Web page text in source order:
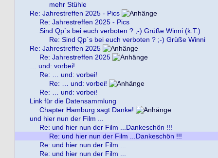
mehr Stühle
Re: Jahrestreffen 2025 - Pics
Re: Jahrestreffen 2025 - Pics
Sind Qp`s bei euch verboten ? ;-) Grüße Winni (k.T.)
Re: Sind Qp`s bei euch verboten ? ;-) Grüße Winni
Re: Jahrestreffen 2025
Re: Jahrestreffen 2025
… und: vorbei!
Re: … und: vorbei!
Re: … und: vorbei!
Re: … und: vorbei!
Link für die Datensammlung
Chapter Hamburg sagt Danke!
und hier nun der Film ...
Re: und hier nun der Film ...Dankeschön !!!
Re: und hier nun der Film ...Dankeschön !!!
Re: und hier nun der Film ...
Re: und hier nun der Film ...